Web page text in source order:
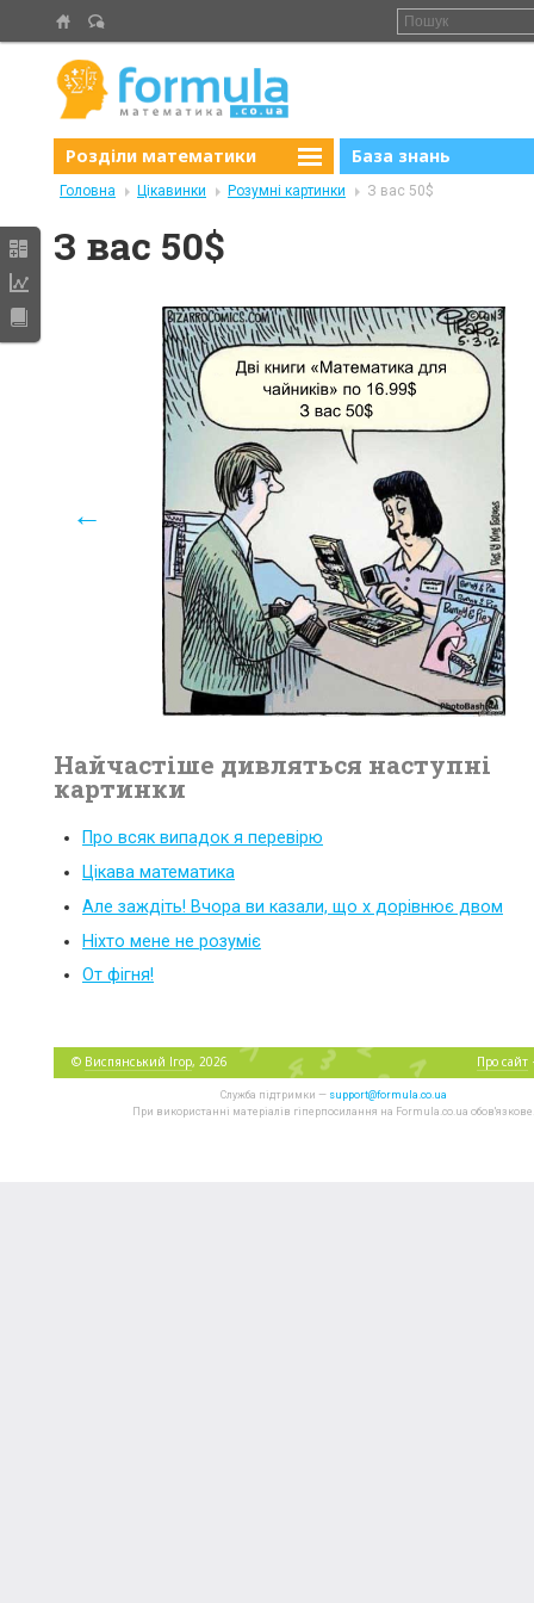
Розділи математики База знань
Головна Цікавинки Розумні картинки З вас 50$
З вас 50$
←
Найчастіше дивляться наступні
картинки
Про всяк випадок я перевірю
Цікава математика
Але заждіть! Вчора ви казали, що x дорівнює двом
Ніхто мене не розуміє
От фігня!
© Виспянський Ігор, 2026 Про сайт
Служба підтримки — support@formula.co.ua
При використанні матеріалів гіперпосилання на Formula.co.ua обов'язкове.